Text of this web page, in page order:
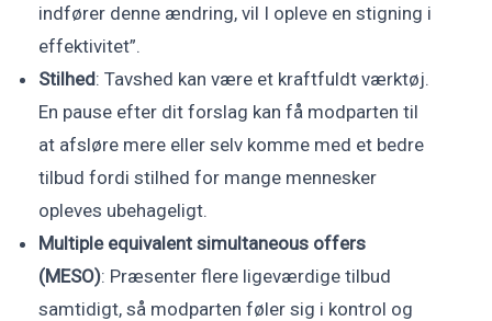
indfører denne ændring, vil I opleve en stigning i
effektivitet”.
Stilhed: Tavshed kan være et kraftfuldt værktøj.
En pause efter dit forslag kan få modparten til
at afsløre mere eller selv komme med et bedre
tilbud fordi stilhed for mange mennesker
opleves ubehageligt.
Multiple equivalent simultaneous offers
(MESO): Præsenter flere ligeværdige tilbud
samtidigt, så modparten føler sig i kontrol og